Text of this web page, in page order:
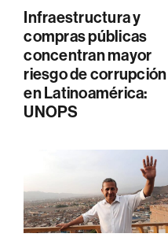
Infraestructura y
compras públicas
concentran mayor
riesgo de corrupción
en Latinoamérica:
UNOPS